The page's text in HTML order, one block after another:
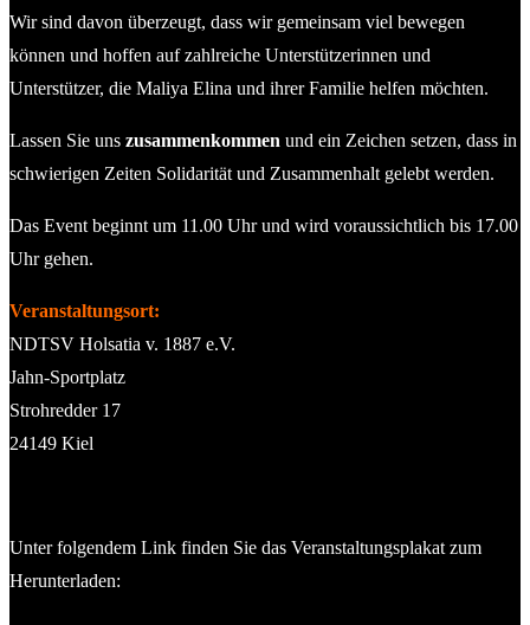
Wir sind davon überzeugt, dass wir gemeinsam viel bewegen
können und hoffen auf zahlreiche Unterstützerinnen und
Unterstützer, die Maliya Elina und ihrer Familie helfen möchten.
Lassen Sie uns zusammenkommen und ein Zeichen setzen, dass in
schwierigen Zeiten Solidarität und Zusammenhalt gelebt werden.
Das Event beginnt um 11.00 Uhr und wird voraussichtlich bis 17.00
Uhr gehen.
Veranstaltungsort:
NDTSV Holsatia v. 1887 e.V.
Jahn-Sportplatz
Strohredder 17
24149 Kiel
Unter folgendem Link finden Sie das Veranstaltungsplakat zum
Herunterladen: